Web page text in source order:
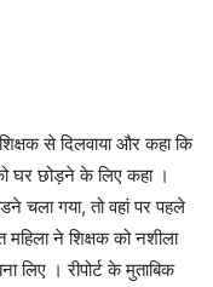
से दिलवाया और कहा कि
घर छोड़ने के लिए कहा ।
चला गया, तो वहां पर पहले
महिला ने शिक्षक को नशीला
लिए । रीपोर्ट के मुताबिक